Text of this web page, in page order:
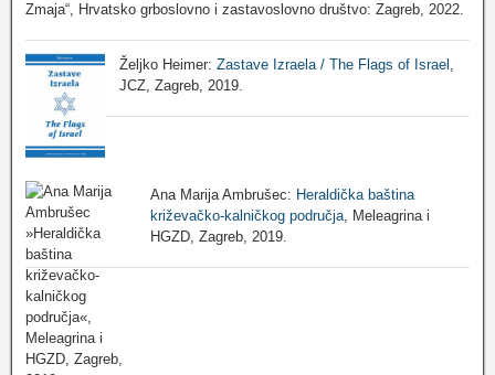
Zmaja“, Hrvatsko grboslovno i zastavoslovno društvo: Zagreb, 2022.
Željko Heimer:Zastave Izraela / The Flags of Israel
JCZ, Zagreb, 2019.
Ana Marija Ambrušec: Heraldička baština
križevačko-kalničkog područja , Meleagrina i
HGZD, Zagreb, 2019.